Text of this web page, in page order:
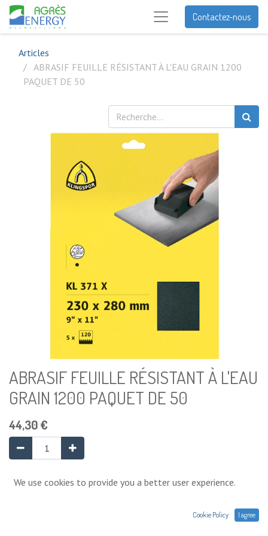
Contactez-nous
Articles
ABRASIF FEUILLE RÉSISTANT À L'EAU GRAIN 1200
PAQUET DE 50
ABRASIF FEUILLE RÉSISTANT À L'EAU
GRAIN 1200 PAQUET DE 50
44,30€
Ajouter au panier
We use cookies to provide you a better user experience.
Cookie Policy I agree